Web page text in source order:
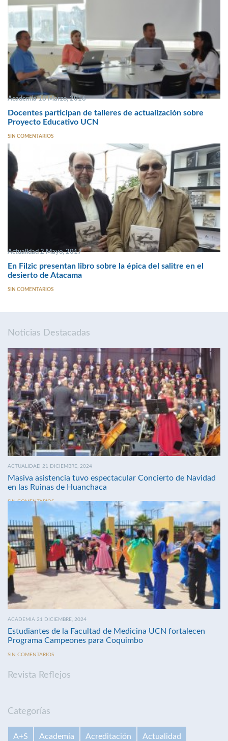
Academia 18 Marzo, 2016
Docentes participan de talleres de actualización sobre
Proyecto Educativo UCN
SIN COMENTARIOS
Actualidad 2 Mayo, 2017
En Filzic presentan libro sobre la épica del salitre en el
desierto de Atacama
SIN COMENTARIOS
Noticias Destacadas
ACTUALIDAD 21 DICIEMBRE, 2024
Masiva asistencia tuvo espectacular Concierto de Navidad
en las Ruinas de Huanchaca
SIN COMENTARIOS
ACADEMIA 21 DICIEMBRE, 2024
Estudiantes de la Facultad de Medicina UCN fortalecen
Programa Campeones para Coquimbo
SIN COMENTARIOS
Revista Reflejos
Categorías
A+S Academia Acreditación Actualidad